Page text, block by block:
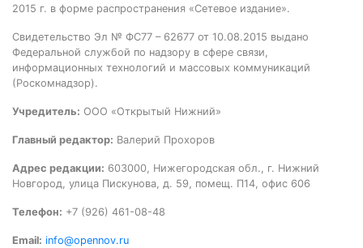
2015 г. в форме распространения «Сетевое издание».
Свидетельство Эл № ФС77 – 62677 от 10.08.2015 выдано
Федеральной службой по надзору в сфере связи,
информационных технологий и массовых коммуникаций
(Роскомнадзор).
Учредитель: ООО «Открытый Нижний»
Главный редактор: Валерий Прохоров
Адрес редакции: 603000, Нижегородская обл., г. Нижний
Новгород, улица Пискунова, д. 59, помещ. П14, офис 606
Телефон: +7 (926) 461-08-48
Email: info@opennov.ru